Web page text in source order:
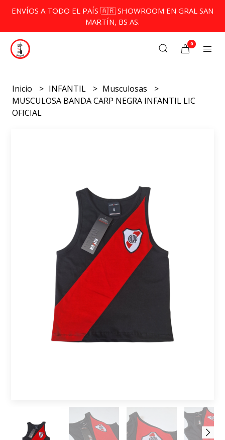
ENVÍOS A TODO EL PAÍS 🇦🇷 SHOWROOM EN GRAL SAN
MARTÍN, BS AS.
0
Inicio INFANTIL
Musculosas
MUSCULOSA BANDA CARP NEGRA INFANTIL LIC
OFICIAL